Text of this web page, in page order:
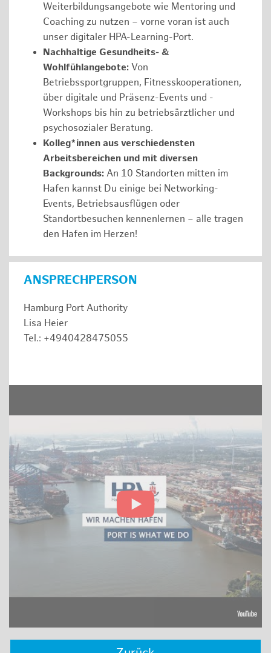
Weiterbildungsangebote wie Mentoring und
Coaching zu nutzen – vorne voran ist auch
unser digitaler HPA-Learning-Port.
Nachhaltige Gesundheits- &
Wohlfühlangebote: Von
Betriebssportgruppen, Fitnesskooperationen,
über digitale und Präsenz-Events und -
Workshops bis hin zu betriebsärztlicher und
psychosozialer Beratung.
Kolleg*innen aus verschiedensten
Arbeitsbereichen und mit diversen
Backgrounds: An 10 Standorten mitten im
Hafen kannst Du einige bei Networking-
Events, Betriebsausflügen oder
Standortbesuchen kennenlernen – alle tragen
den Hafen im Herzen!
ANSPRECHPERSON
Hamburg Port Authority
Lisa Heier
Tel.: +4940428475055